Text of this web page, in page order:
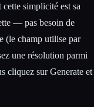
simplicité est sa
— pas besoin de
(le champ utilise par
une résolution parmi
cliquez sur Generate et